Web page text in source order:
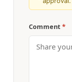
Comment *